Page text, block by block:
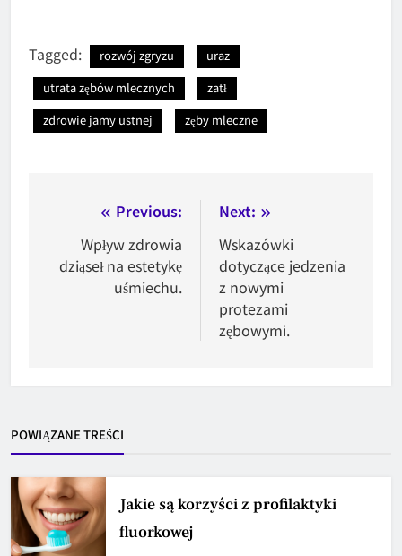
Tagged: rozwój zgryzu
uraz
utrata zębów mlecznych
zatł
zdrowie jamy ustnej
zęby mleczne
Nawigacja
wpisu
Previous:
Wpływ zdrowia
dziąseł na estetykę
uśmiechu.
Next:
Wskazówki
dotyczące jedzenia
z nowymi
protezami
zębowymi.
POWIĄZANE TREŚCI
Jakie są korzyści z profilaktyki
fluorkowej